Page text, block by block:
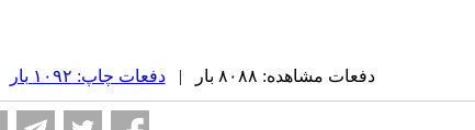
دفعات مشاهده: ۸۰۸۸ بار | دفعات چاپ: ۱۰۹۲ بار